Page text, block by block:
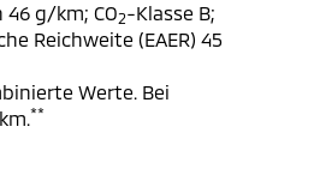
46 g/km; CO2-Klasse B;
Reichweite (EAER) 45
Werte. Bei
**